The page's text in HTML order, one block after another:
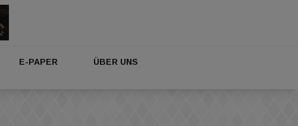
E-PAPER ÜBER UNS